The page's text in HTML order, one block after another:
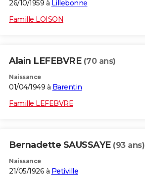
26/10/1959 à Lillebonne
Famille LOISON
Alain LEFEBVRE (70 ans)
Naissance
01/04/1949 à Barentin
Famille LEFEBVRE
Bernadette SAUSSAYE (93 ans)
Naissance
21/05/1926 à Petiville